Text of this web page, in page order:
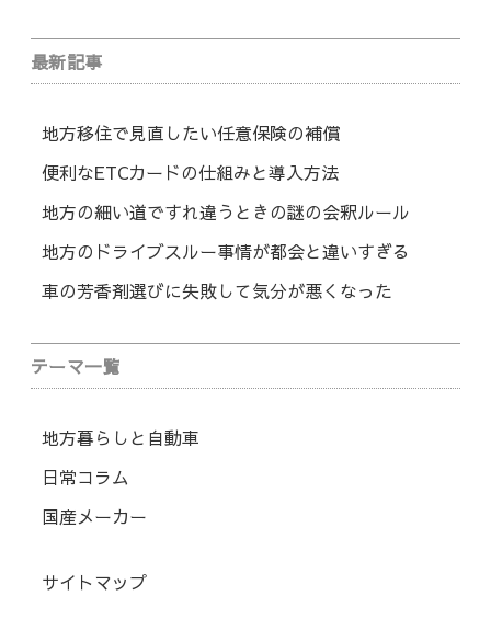
最新記事
地方移住で見直したい任意保険の補償
便利なETCカードの仕組みと導入方法
地方の細い道ですれ違うときの謎の会釈ルール
地方のドライブスルー事情が都会と違いすぎる
車の芳香剤選びに失敗して気分が悪くなった
テーマ一覧
地方暮らしと自動車
日常コラム
国産メーカー
サイトマップ